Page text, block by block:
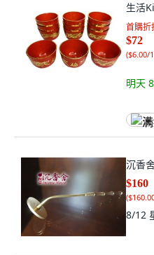
生活
首購折
$72
($6.00/
明天
满
沉香
$160
(
8/12